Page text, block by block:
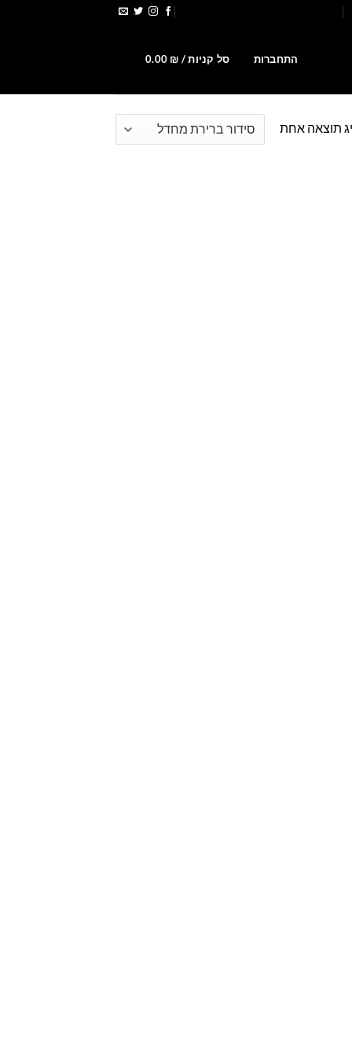
התחברות סל קניות / 0.00 ₪
תוצאה אחת